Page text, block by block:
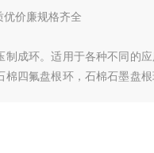
价廉规格齐全
制成环。适用于各种不同的
棉四氟盘根环，石棉石墨盘